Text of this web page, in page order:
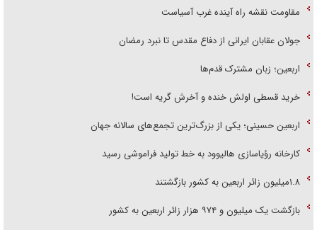
مقاومت نقشه راه آینده غرب آسیاست
جولان عقابان ایرانی از دفاع مقدس تا نبرد رمضان
اربعین؛ زبان مشترک قدم‌ها
خرید قسطی اولش خنده و آخرش گریه است!
اربعین حسینی؛ یکی از بزرگ‌ترین تجمع‌های سالانه جهان
کارخانه رؤیاسازی هالیوود به خط تولید فراموشی رسید
۱.۸میلیون زائر اربعین به کشور بازگشتند
بازگشت یک میلیون و ۹۷۴ هزار زائر اربعین به کشور